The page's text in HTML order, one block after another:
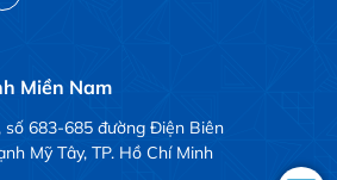
Miền Nam
số 683-685 đường Điện Biên
Mỹ Tây, TP. Hồ Chí Minh